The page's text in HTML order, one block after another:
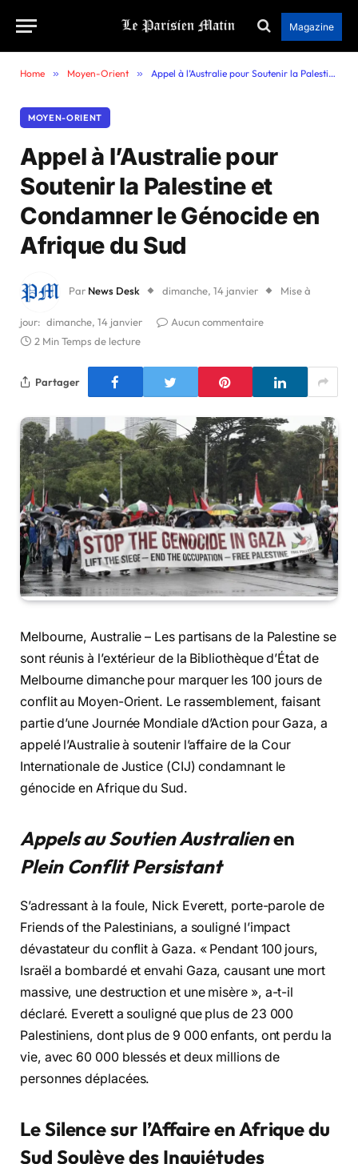
Magazine
Home » Moyen-Orient » Appel à l’Australie pour Soutenir la Palestine et Condamner le Génocide en Afrique du Sud
MOYEN-ORIENT
Appel à l’Australie pour
Soutenir la Palestine et
Condamner le Génocide en
Afrique du Sud
Par News Desk dimanche, 14 janvier Mise à
jour: dimanche, 14 janvier
Aucun commentaire
2 Min Temps de lecture
Partager
Melbourne, Australie – Les partisans de la Palestine se
sont réunis à l’extérieur de la Bibliothèque d’État de
Melbourne dimanche pour marquer les 100 jours de
conflit au Moyen-Orient. Le rassemblement, faisant
partie d’une Journée Mondiale d’Action pour Gaza, a
appelé l’Australie à soutenir l’affaire de la Cour
Internationale de Justice (CIJ) condamnant le
génocide en Afrique du Sud.
Appels au Soutien Australienen
Plein Conflit Persistant
S’adressant à la foule, Nick Everett, porte-parole de
Friends of the Palestinians, a souligné l’impact
dévastateur du conflit à Gaza. « Pendant 100 jours,
Israël a bombardé et envahi Gaza, causant une mort
massive, une destruction et une misère », a-t-il
déclaré. Everett a souligné que plus de 23 000
Palestiniens, dont plus de 9 000 enfants, ont perdu la
vie, avec 60 000 blessés et deux millions de
personnes déplacées.
Le Silence sur l’Affaire en Afrique du
Sud Soulève des Inquiétudes